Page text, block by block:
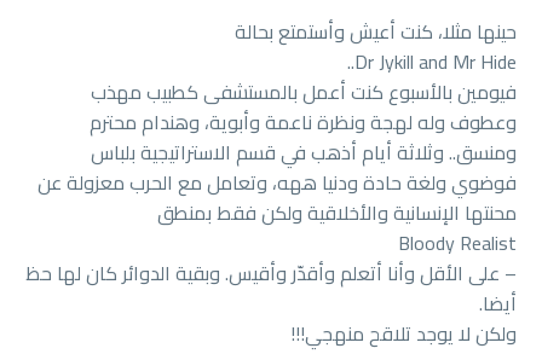
حينها مثلا، كنت أعيش وأستمتع بحالة
Dr Jykill and Mr Hide..
فيومين بالأسبوع كنت أعمل بالمستشفى كطبيب مهذب
وعطوف وله لهجة ونظرة ناعمة وأبوية، وهندام محترم
ومنسق.. وثلاثة أيام أذهب في قسم الاستراتيجية بلباس
فوضوي ولغة حادة ودنيا ههه، وتعامل مع الحرب معزولة عن
محنتها الإنسانية والأخلاقية ولكن فقط بمنطق
Bloody Realist
– على الأقل وأنا أتعلم وأقدّر وأقيس. وبقية الدوائر كان لها حظ
أيضا.
ولكن لا يوجد تلاقح منهجي!!!